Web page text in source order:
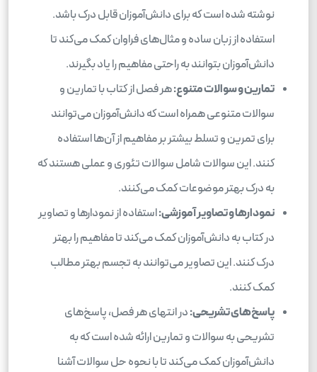
نوشته شده است که برای دانش‌آموزان قابل درک باشد.
استفاده از زبان ساده و مثال‌های فراوان کمک می‌کند تا
دانش‌آموزان بتوانند به راحتی مفاهیم را یاد بگیرند.
تمارین و سوالات متنوع:هر فصل از کتاب با تمارین و
سوالات متنوعی همراه است که دانش‌آموزان می‌توانند
برای تمرین و تسلط بیشتر بر مفاهیم از آن‌ها استفاده
کنند. این سوالات شامل سوالات تئوری و عملی هستند که
به درک بهتر موضوعات کمک می‌کنند.
نمودارها و تصاویر آموزشی:استفاده از نمودارها و تصاویر
در کتاب به دانش‌آموزان کمک می‌کند تا مفاهیم را بهتر
درک کنند. این تصاویر می‌توانند به تجسم بهتر مطالب
کمک کنند.
پاسخ‌های تشریحی:در انتهای هر فصل، پاسخ‌های
تشریحی به سوالات و تمارین ارائه شده است که به
دانش‌آموزان کمک می‌کند تا با نحوه حل سوالات آشنا